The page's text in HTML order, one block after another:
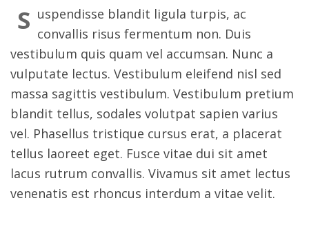
S uspendisse blandit ligula turpis, ac
convallis risus fermentum non. Duis
vestibulum quis quam vel accumsan. Nunc a
vulputate lectus. Vestibulum eleifend nisl sed
massa sagittis vestibulum. Vestibulum pretium
blandit tellus, sodales volutpat sapien varius
vel. Phasellus tristique cursus erat, a placerat
tellus laoreet eget. Fusce vitae dui sit amet
lacus rutrum convallis. Vivamus sit amet lectus
venenatis est rhoncus interdum a vitae velit.